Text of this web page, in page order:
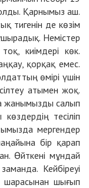
Қарнымыз аш.
тигенін де көзім
Немістер
киімдері көк.
қорқақ емес.
өмірі үшін
атымен жоқ.
жанымызды салып
тесіліп
мергендер
бір қарап
Өйткені мұндай
Кейбіреуі
шарасынан шығып